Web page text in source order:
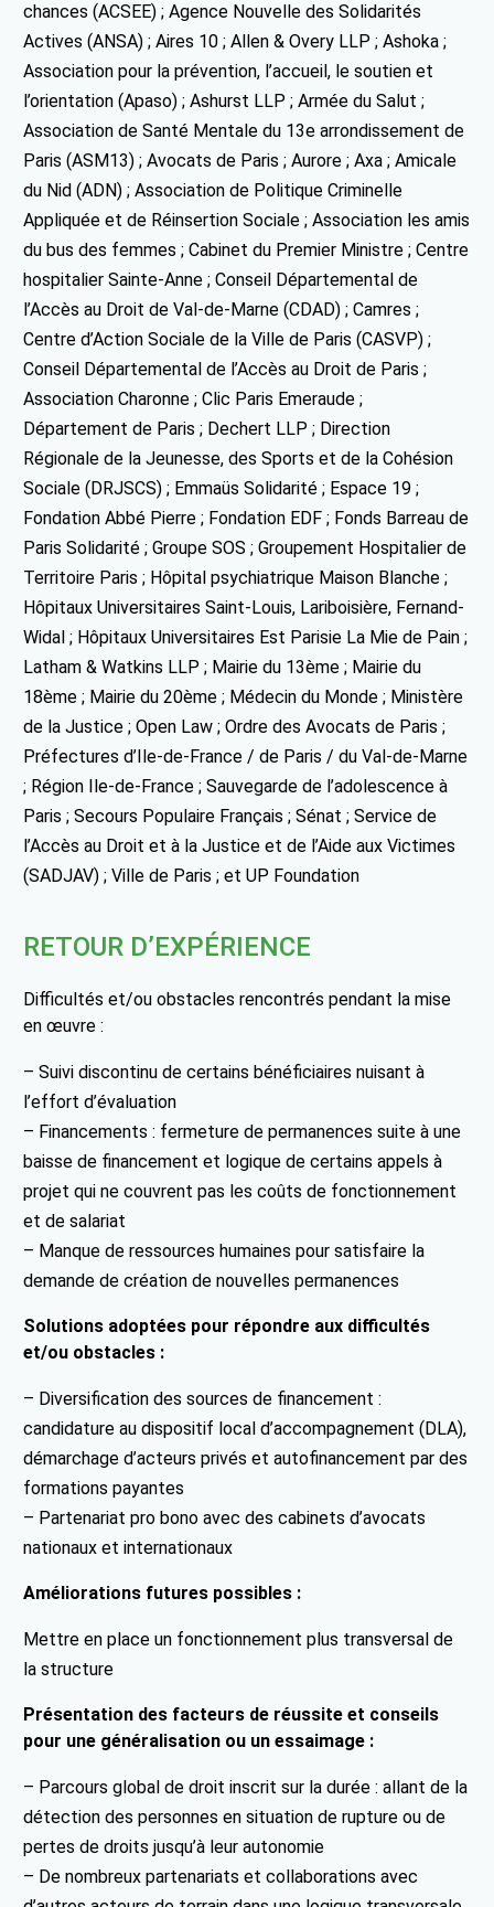
chances (ACSEE) ; Agence Nouvelle des Solidarités
Actives (ANSA) ; Aires 10 ; Allen & Overy LLP ; Ashoka ;
Association pour la prévention, l’accueil, le soutien et
l’orientation (Apaso) ; Ashurst LLP ; Armée du Salut ;
Association de Santé Mentale du 13e arrondissement de
Paris (ASM13) ; Avocats de Paris ; Aurore ; Axa ; Amicale
du Nid (ADN) ; Association de Politique Criminelle
Appliquée et de Réinsertion Sociale ; Association les amis
du bus des femmes ; Cabinet du Premier Ministre ; Centre
hospitalier Sainte-Anne ; Conseil Départemental de
l’Accès au Droit de Val-de-Marne (CDAD) ; Camres ;
Centre d’Action Sociale de la Ville de Paris (CASVP) ;
Conseil Départemental de l’Accès au Droit de Paris ;
Association Charonne ; Clic Paris Emeraude ;
Département de Paris ; Dechert LLP ; Direction
Régionale de la Jeunesse, des Sports et de la Cohésion
Sociale (DRJSCS) ; Emmaüs Solidarité ; Espace 19 ;
Fondation Abbé Pierre ; Fondation EDF ; Fonds Barreau de
Paris Solidarité ; Groupe SOS ; Groupement Hospitalier de
Territoire Paris ; Hôpital psychiatrique Maison Blanche ;
Hôpitaux Universitaires Saint-Louis, Lariboisière, Fernand-
Widal ; Hôpitaux Universitaires Est Parisie La Mie de Pain ;
Latham & Watkins LLP ; Mairie du 13ème ; Mairie du
18ème ; Mairie du 20ème ; Médecin du Monde ; Ministère
de la Justice ; Open Law ; Ordre des Avocats de Paris ;
Préfectures d’Ile-de-France / de Paris / du Val-de-Marne
; Région Ile-de-France ; Sauvegarde de l’adolescence à
Paris ; Secours Populaire Français ; Sénat ; Service de
l’Accès au Droit et à la Justice et de l’Aide aux Victimes
(SADJAV) ; Ville de Paris ; et UP Foundation
RETOUR D’EXPÉRIENCE
Difficultés et/ou obstacles rencontrés pendant la mise
en œuvre :
– Suivi discontinu de certains bénéficiaires nuisant à
l’effort d’évaluation
– Financements : fermeture de permanences suite à une
baisse de financement et logique de certains appels à
projet qui ne couvrent pas les coûts de fonctionnement
et de salariat
– Manque de ressources humaines pour satisfaire la
demande de création de nouvelles permanences
Solutions adoptées pour répondre aux difficultés
et/ou obstacles :
– Diversification des sources de financement :
candidature au dispositif local d’accompagnement (DLA),
démarchage d’acteurs privés et autofinancement par des
formations payantes
– Partenariat pro bono avec des cabinets d’avocats
nationaux et internationaux
Améliorations futures possibles :
Mettre en place un fonctionnement plus transversal de
la structure
Présentation des facteurs de réussite et conseils
pour une généralisation ou un essaimage :
– Parcours global de droit inscrit sur la durée : allant de la
détection des personnes en situation de rupture ou de
pertes de droits jusqu’à leur autonomie
– De nombreux partenariats et collaborations avec